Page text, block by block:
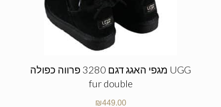
מגפי האגג דגם 3280 פרווה כפולה UGG
fur double
₪449.00